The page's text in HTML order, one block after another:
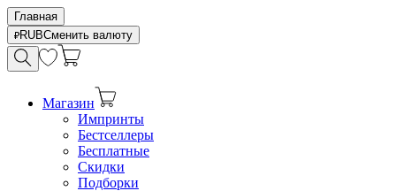
Главная
RUBСменить валюту
Магазин
Импринты
Бестселлеры
Бесплатные
Скидки
Подборки